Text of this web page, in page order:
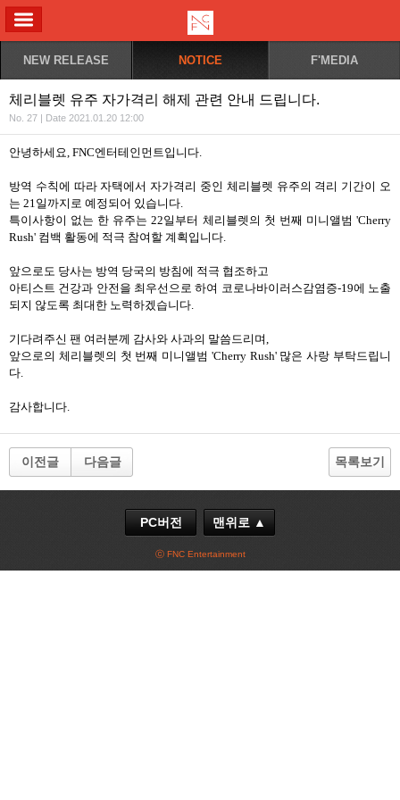
NEW RELEASE NOTICE F'MEDIA
체리블렛 유주 자가격리 해제 관련 안내 드립니다.
No. 27 | Date 2021.01.20 12:00
안녕하세요, FNC엔터테인먼트입니다.
방역 수칙에 따라 자택에서 자가격리 중인 체리블렛 유주의 격리 기간이 오
는 21일까지로 예정되어 있습니다.
특이사항이 없는 한 유주는 22일부터 체리블렛의 첫 번째 미니앨범 'Cherry
Rush' 컴백 활동에 적극 참여할 계획입니다.
앞으로도 당사는 방역 당국의 방침에 적극 협조하고
아티스트 건강과 안전을 최우선으로 하여 코로나바이러스감염증-19에 노출
되지 않도록 최대한 노력하겠습니다.
기다려주신 팬 여러분께 감사와 사과의 말씀드리며,
앞으로의 체리블렛의 첫 번째 미니앨범 'Cherry Rush' 많은 사랑 부탁드립니
다.
감사합니다.
이전글 다음글 목록보기
PC버전 맨위로 ▲
ⓒ FNC Entertainment